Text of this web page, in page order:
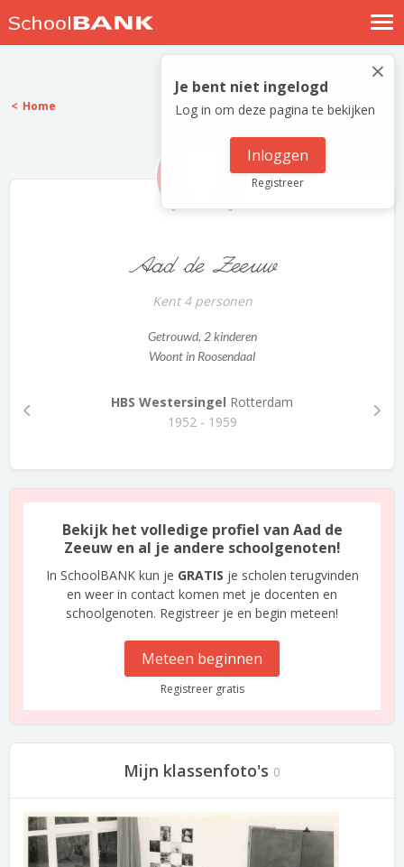
Nostalgische verhalen
Log in
Meld je gratis aan
×
Je bent niet ingelogd
Log in om deze pagina te bekijken
Inloggen
Registreer
Home
Aad de Zeeuw
Kent 4 personen
Getrouwd, 2 kinderen
Woont in Roosendaal
HBS Westersingel Rotterdam
1952 - 1959
Bekijk het volledige profiel van Aad de
Zeeuw en al je andere schoolgenoten!
In SchoolBANK kun je GRATIS je scholen terugvinden
en weer in contact komen met je docenten en
schoolgenoten. Registreer je en begin meteen!
Meteen beginnen
Registreer gratis
Mijn klassenfoto's 0